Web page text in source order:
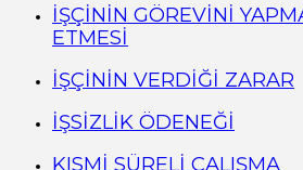
İŞÇİNİN GÖREVİNİ
ETMESİ
İŞÇİNİN VERDİĞİ ZARAR
İŞSİZLİK ÖDENEĞİ
KISMİ SÜRELİ ÇALIŞMA